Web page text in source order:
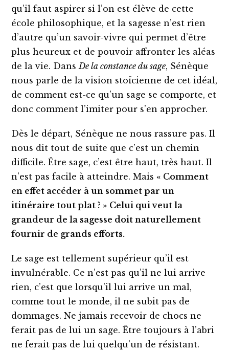
qu’il faut aspirer si l’on est élève de cette
école philosophique, et la sagesse n’est rien
d’autre qu’un savoir-vivre qui permet d’être
plus heureux et de pouvoir affronter les aléas
de la vie. Dans De la constance du sage, Sénèque
nous parle de la vision stoïcienne de cet idéal,
de comment est-ce qu’un sage se comporte, et
donc comment l’imiter pour s’en approcher.
Dès le départ, Sénèque ne nous rassure pas. Il
nous dit tout de suite que c’est un chemin
difficile. Être sage, c’est être haut, très haut. Il
n’est pas facile à atteindre. Mais « Comment
en effet accéder à un sommet par un
itinéraire tout plat ? » Celui qui veut la
grandeur de la sagesse doit naturellement
fournir de grands efforts.
Le sage est tellement supérieur qu’il est
invulnérable. Ce n’est pas qu’il ne lui arrive
rien, c’est que lorsqu’il lui arrive un mal,
comme tout le monde, il ne subit pas de
dommages. Ne jamais recevoir de chocs ne
ferait pas de lui un sage. Être toujours à l’abri
ne ferait pas de lui quelqu’un de résistant.